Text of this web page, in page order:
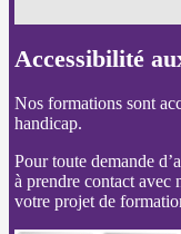
Accessibilité
Nos formations sont
handicap.
Pour toute demande
à prendre contact avec
votre projet de